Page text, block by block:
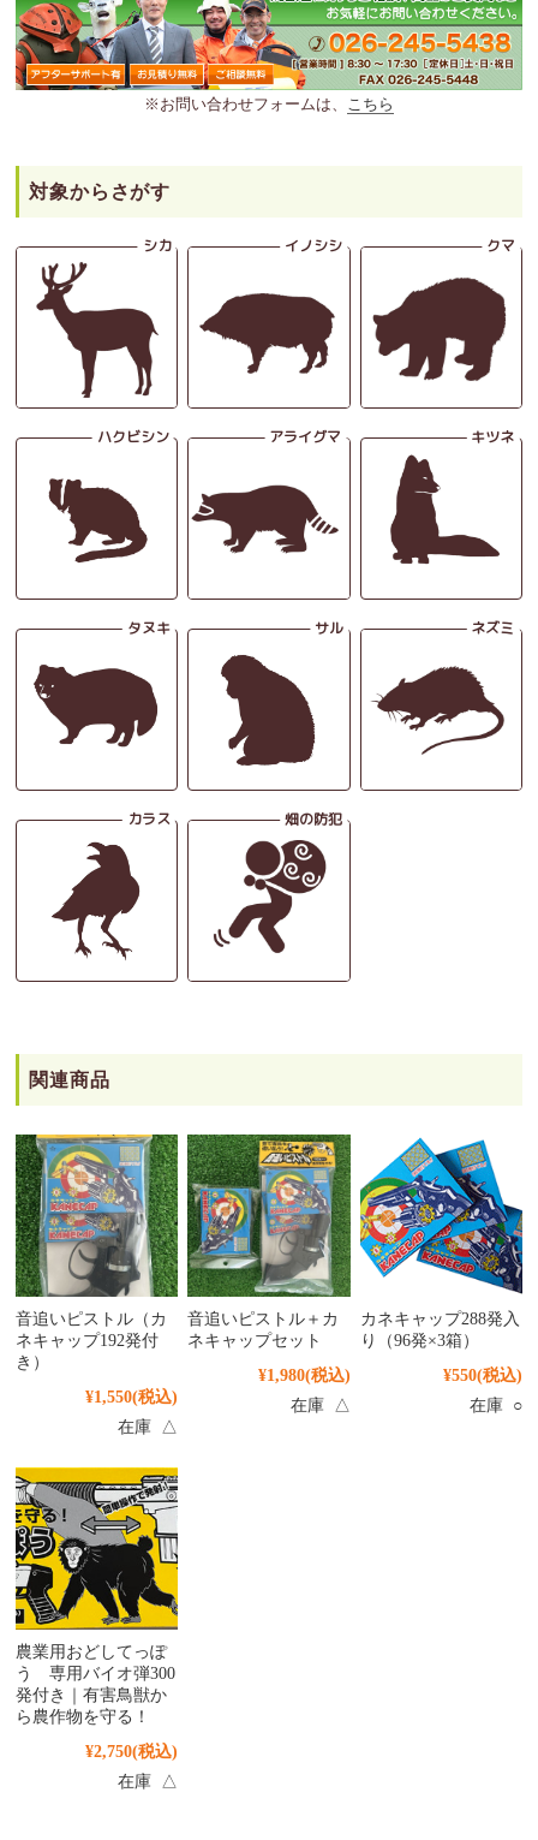
※お問い合わせフォームは、 こちら
対象からさがす
関連商品
音追いピストル（カ
ネキャップ192発付
き）
¥1,550(税込)
在庫 △
音追いピストル＋カ
ネキャップセット
¥1,980(税込)
在庫 △
カネキャップ288発入
り（96発×3箱）
¥550(税込)
在庫 ○
農業用おどしてっぽ
う 専用バイオ弾300
発付き｜有害鳥獣か
ら農作物を守る！
¥2,750(税込)
在庫 △